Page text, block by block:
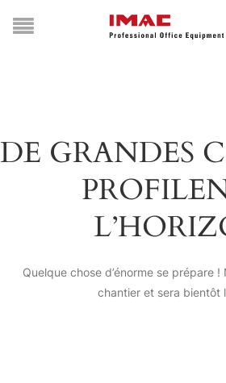
DE GRANDES
Quelque chose d’énorme se prépare
chantier et sera bientôt